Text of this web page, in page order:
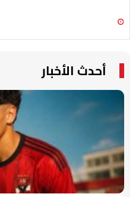
أحدث الأخبار